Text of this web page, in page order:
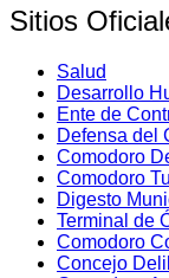
Sitios
Salud
Desarrollo
Ente de
Defensa del
Comodoro
Comodoro
Digesto
Terminal de
Comodoro
Concejo